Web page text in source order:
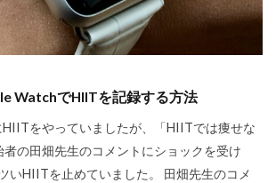
WatchでHIITを記録する方法
をやっていましたが、「HIITでは痩せな
の田畑先生のコメントにショックを受け
いHIITを止めていました。 田畑先生のコメ